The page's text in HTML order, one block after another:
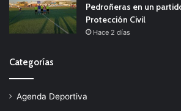
Pedroñeras en un
Protección Civil
Hace 2 días
Categorías
Agenda Deportiva